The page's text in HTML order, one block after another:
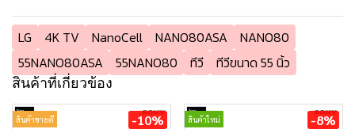
LG 4K TV NanoCell NANO80ASA
NANO80
55NANO80ASA
55NANO80 ทีวี ทีวีขนาด 55 นิ้ว
สินค้าที่เกี่ยวข้อง
สินค้าขายดี -10% สินค้าใหม่ -8%